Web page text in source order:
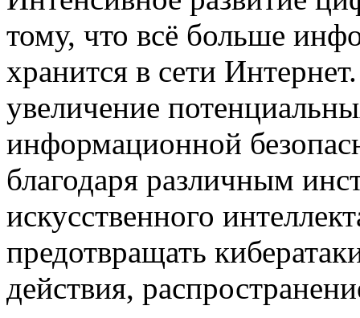
тому, что всё больше
хранится в сети
увеличение
информационной
благодаря различным
искусственного
предотвращать
действия,